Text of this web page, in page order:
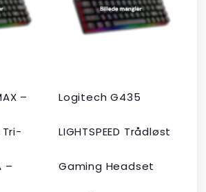
–
–
2.190,00.
1.465,00.
Logitech G435
LIGHTSPEED Trådløst
Gaming Headset
var:
kr. 599,00.
er:
kr. 399,00.